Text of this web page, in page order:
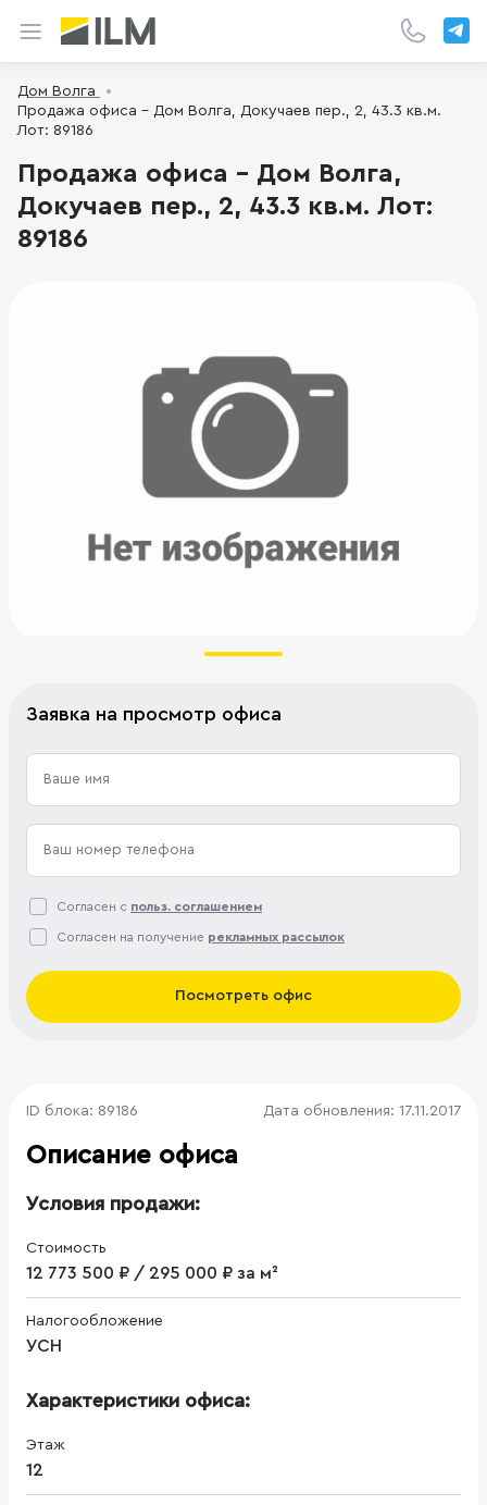
Дом Волга
Продажа офиса - Дом Волга, Докучаев пер., 2, 43.3 кв.м.
Лот: 89186
Продажа офиса - Дом Волга,
Докучаев пер., 2, 43.3 кв.м. Лот:
89186
Заявка на просмотр офиса
Согласен с польз. соглашением
Согласен на получение рекламных рассылок
Посмотреть офис
ID блока: 89186 Дата обновления: 17.11.2017
Описание офиса
Условия продажи:
Стоимость
12 773 500 ₽ / 295 000 ₽ за м²
Налогообложение
УСН
Характеристики офиса:
Этаж
12